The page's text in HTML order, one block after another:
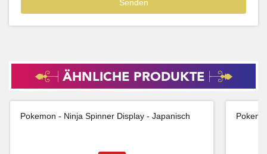
ÄHNLICHE PRODUKTE
Pokemon - Ninja Spinner Display - Japanisch